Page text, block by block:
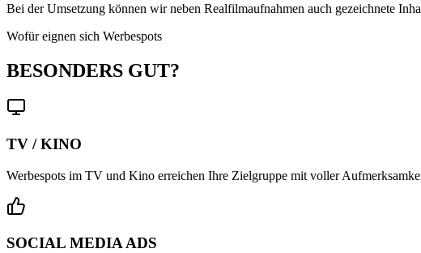
Bei der Umsetzung können wir neben Realfilmaufnahmen auch gezeichnete
Wofür eignen sich Werbespots
BESONDERS GUT?
TV / KINO
Werbespots im TV und Kino erreichen Ihre Zielgruppe mit voller
SOCIAL MEDIA ADS